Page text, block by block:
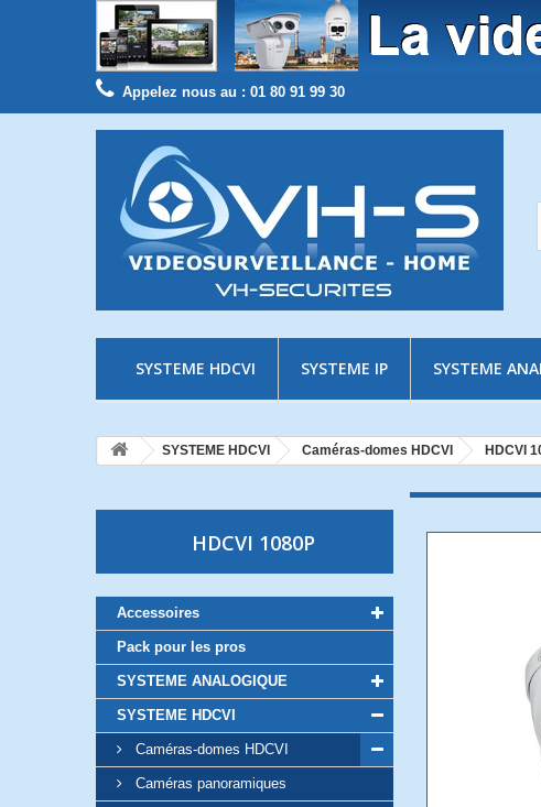
Appelez nous au : 01 80 91 99 30
SYSTEME HDCVI SYSTEME IP SYSTEME
SYSTEME HDCVI Caméras-domes HDCVI HDCVI
HDCVI 1080P
Accessoires
Pack pour les pros
SYSTEME ANALOGIQUE
SYSTEME HDCVI
Caméras-domes HDCVI
Caméras panoramiques